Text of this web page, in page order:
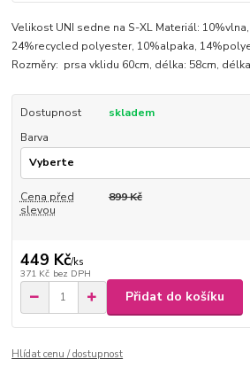
Velikost UNI sedne na S-XL Materiál:
24%recycled polyester, 10%alpaka,
Rozměry: prsa vklidu 60cm, délka: 58cm,
Dostupnost
skladem
Barva
Cena před
slevou
899 Kč
449 Kč/ks
371 Kč bez DPH
Přidat do košíku
Hlídat cenu / dostupnost